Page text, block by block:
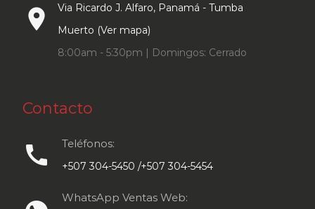
place
Via Ricardo J. Alfaro, Panamá - Tumba
Muerto (Ver mapa)
8:00am - 5:30pm | Domingos: Cerrado
Contacto
call Teléfonos:
+507 304-5450 /+507 304-5454
WhatsApp Ventas Web: